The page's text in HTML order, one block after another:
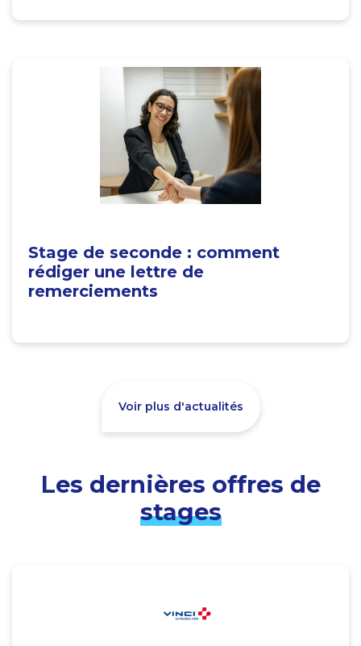
Stage de seconde : comment
rédiger une lettre de
remerciements
Voir plus d'actualités
Les dernières offres de
stages